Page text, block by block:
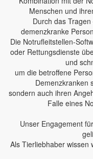
Menschen und
Durch das
demenzkranke
Die Notrufleitstellen-
oder Rettungsdienste
und
um die betroffene
Demenzkranken
sondern auch ihren
Falle eines
Unser Engagement
Als Tierliebhaber wissen